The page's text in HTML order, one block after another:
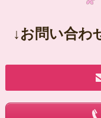
↓お問い合わ